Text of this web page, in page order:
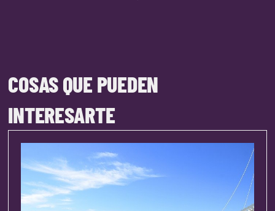
COSAS QUE PUEDEN
INTERESARTE